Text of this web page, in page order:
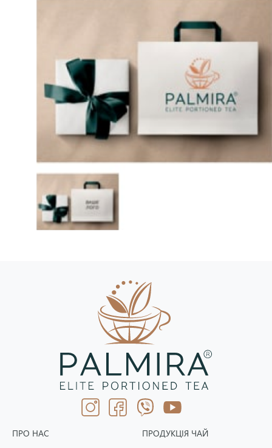
ПРО НАС
ПРОДУКЦІЯ ЧАЙ